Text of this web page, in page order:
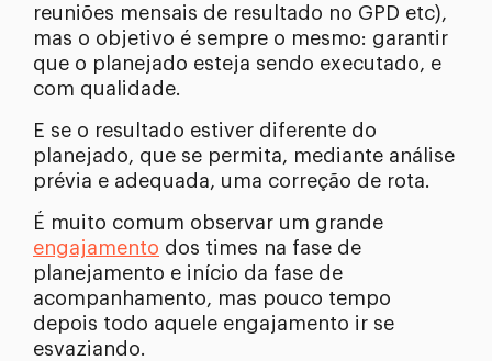
reuniões mensais de resultado no GPD etc),
mas o objetivo é sempre o mesmo: garantir
que o planejado esteja sendo executado, e
com qualidade.
E se o resultado estiver diferente do
planejado, que se permita, mediante análise
prévia e adequada, uma correção de rota.
É muito comum observar um grande
engajamento dos times na fase de
planejamento e início da fase de
acompanhamento, mas pouco tempo
depois todo aquele engajamento ir se
esvaziando.